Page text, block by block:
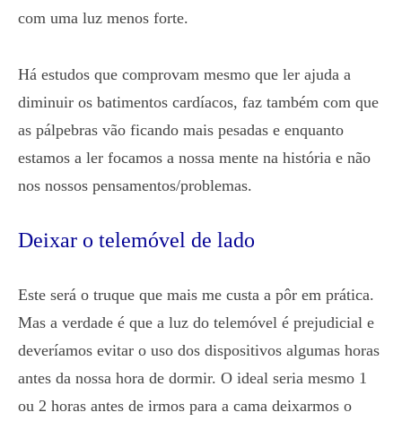
com uma luz menos forte.
Há estudos que comprovam mesmo que ler ajuda a
diminuir os batimentos cardíacos, faz também com que
as pálpebras vão ficando mais pesadas e enquanto
estamos a ler focamos a nossa mente na história e não
nos nossos pensamentos/problemas.
Deixar o telemóvel de lado
Este será o truque que mais me custa a pôr em prática.
Mas a verdade é que a luz do telemóvel é prejudicial e
deveríamos evitar o uso dos dispositivos algumas horas
antes da nossa hora de dormir. O ideal seria mesmo 1
ou 2 horas antes de irmos para a cama deixarmos o